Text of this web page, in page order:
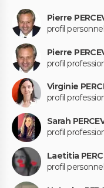
Pierre
profil
Pierre
profil
Virginie
profil
Sarah
profil
Laetitia
profil